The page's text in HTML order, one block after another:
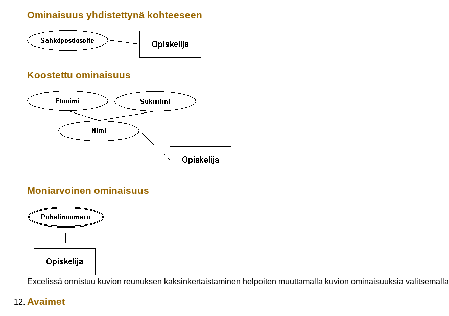
Ominaisuus yhdistettynä kohteeseen
Koostettu ominaisuus
Moniarvoinen ominaisuus
Excelissä onnistuu kuvion reunuksen kaksinkertaistaminen helpoiten muuttamalla kuvion ominaisuuksia valitsemalla
Avaimet